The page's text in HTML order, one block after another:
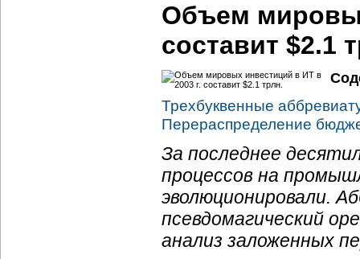
Объем
составит $2.1
Трехбуквенные
Перераспределение
За последнее
процессов на
эволюционировали.
псевдомагический
анализ заложенных